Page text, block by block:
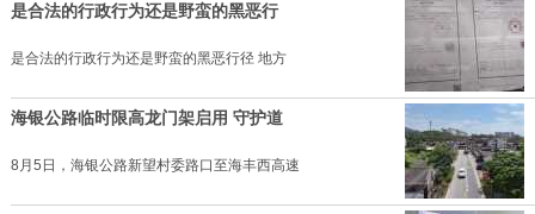
是合法的行政行为还是野蛮的黑恶行
是合法的行政行为还是野蛮的黑恶行径 地方
海银公路临时限高龙门架启用 守护道
8月5日，海银公路新望村委路口至海丰西高速